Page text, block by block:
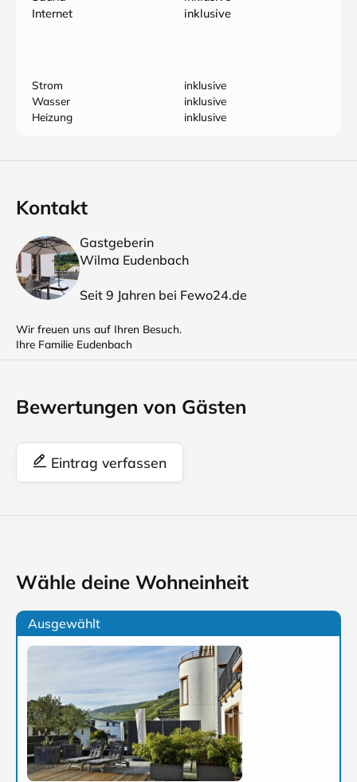
Internet
inklusive
Strom
inklusive
Wasser
inklusive
Heizung
inklusive
Kontakt
Gastgeberin
Wilma Eudenbach
Seit 9 Jahren bei Fewo24.de
Wir freuen uns auf Ihren Besuch.
Ihre Familie Eudenbach
Bewertungen von Gästen
Eintrag verfassen
Wähle deine Wohneinheit
Ausgewählt